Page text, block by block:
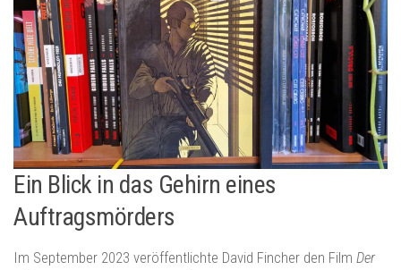
Ein Blick in das Gehirn eines
Auftragsmörders
Im September 2023 veröffentlichte David Fincher den Film Der